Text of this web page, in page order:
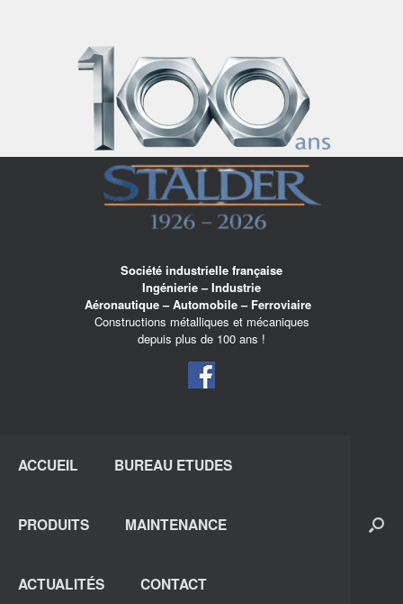
Société industrielle française
Ingénierie – Industrie
Aéronautique – Automobile – Ferroviaire
Constructions métalliques et mécaniques
depuis plus de 100 ans !
ACCUEIL BUREAU ETUDES
PRODUITS MAINTENANCE
ACTUALITÉS CONTACT